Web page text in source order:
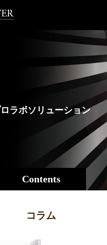
Contents
ラボソリューションス
コラム